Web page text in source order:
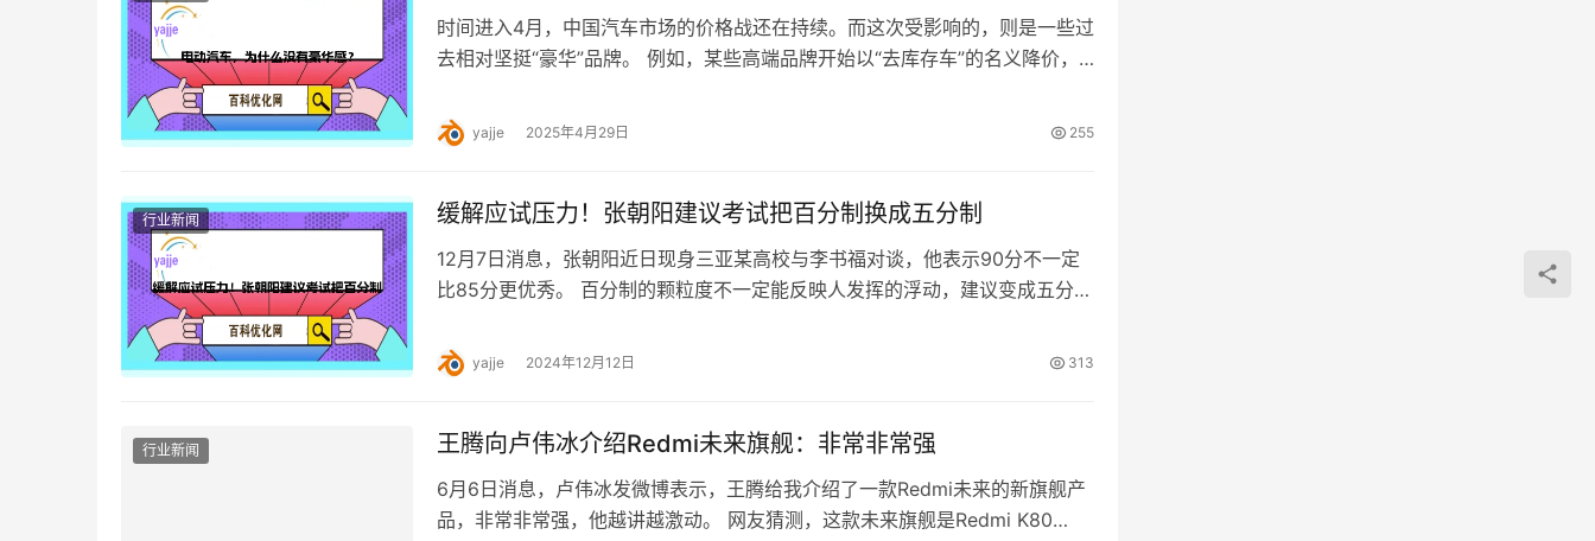
时间进入4月，中国汽车市场的价格战还在持续。而这次受影响的，则是一些过
去相对坚挺“豪华”品牌。 例如，某些高端品牌开始以“去库存车”的名义降价，
yajje 2025年4月29日 255
行业新闻 缓解应试压力！张朝阳建议考试把百分制换成五分制
12月7日消息，张朝阳近日现身三亚某高校与李书福对谈，他表示90分不一定
比85分更优秀。 百分制的颗粒度不一定能反映人发挥的浮动，建议变成五分
yajje 2024年12月12日 313
行业新闻 王腾向卢伟冰介绍Redmi未来旗舰：非常非常强
6月6日消息，卢伟冰发微博表示，王腾给我介绍了一款Redmi未来的新旗舰产
品，非常非常强，他越讲越激动。 网友猜测，这款未来旗舰是Redmi K80